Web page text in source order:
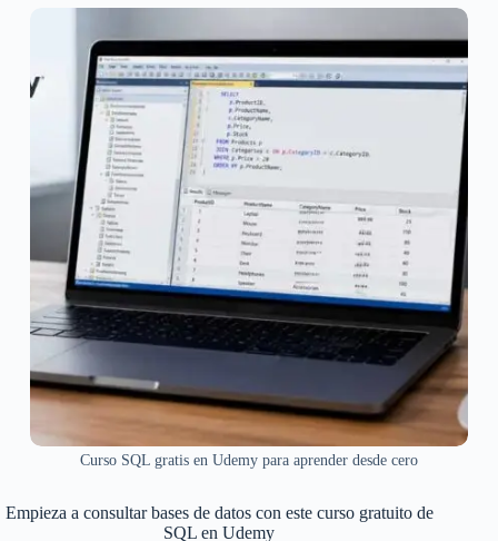
Curso SQL gratis en Udemy para aprender desde cero
Empieza a consultar bases de datos con este curso gratuito de
SQL en Udemy